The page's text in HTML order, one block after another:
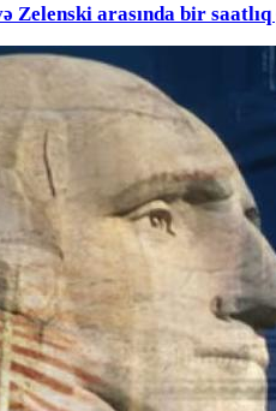
Zelenski arasında bir